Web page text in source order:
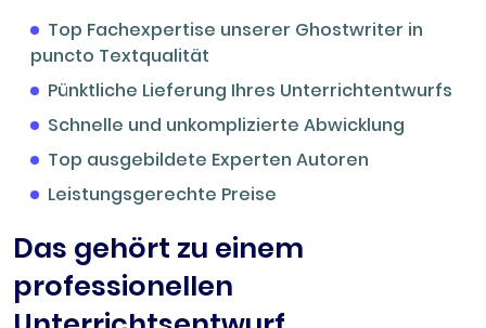
Top Fachexpertise unserer Ghostwriter in
puncto Textqualität
Pünktliche Lieferung Ihres Unterrichtentwurfs
Schnelle und unkomplizierte Abwicklung
Top ausgebildete Experten Autoren
Leistungsgerechte Preise
Das gehört zu einem
professionellen